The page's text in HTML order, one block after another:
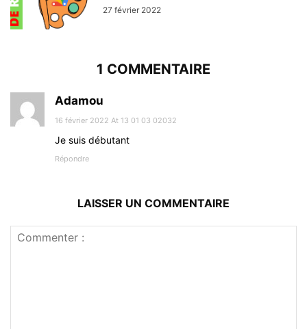
27 février 2022
1 COMMENTAIRE
Adamou
16 février 2022 At 13 01 03 02032
Je suis débutant
Répondre
LAISSER UN COMMENTAIRE